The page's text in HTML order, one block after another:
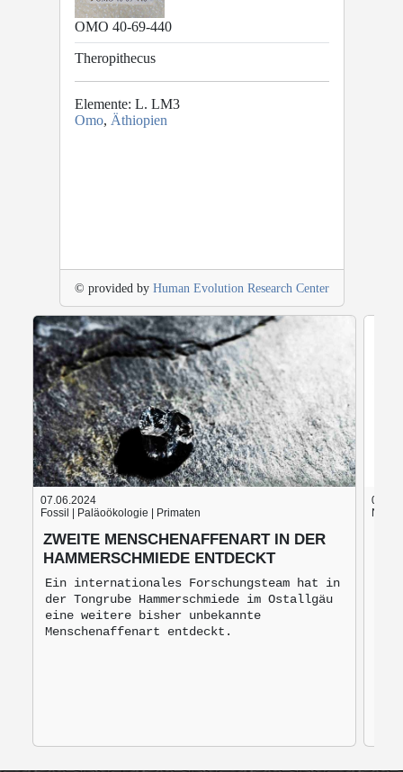
OMO 40-69-440
Theropithecus
Elemente: L. LM3
Omo, Äthiopien
© provided by Human Evolution Research Center
07.06.2024
Fossil | Paläoökologie | Primaten
ZWEITE MENSCHENAFFENART IN DER
HAMMERSCHMIEDE ENTDECKT
Ein internationales Forschungsteam hat in
der Tongrube Hammerschmiede im Ostallgäu
eine weitere bisher unbekannte
Menschenaffenart entdeckt.
Nach